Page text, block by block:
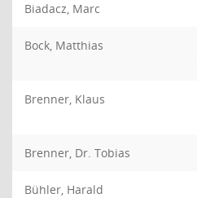
Biadacz, Marc
Bock, Matthias
Brenner, Klaus
Brenner, Dr. Tobias
Bühler, Harald